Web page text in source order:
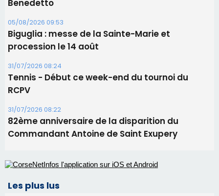
Benedetto
05/08/2026 09:53
Biguglia : messe de la Sainte-Marie et
procession le 14 août
31/07/2026 08:24
Tennis - Début ce week-end du tournoi du
RCPV
31/07/2026 08:22
82ème anniversaire de la disparition du
Commandant Antoine de Saint Exupery
Les plus lus